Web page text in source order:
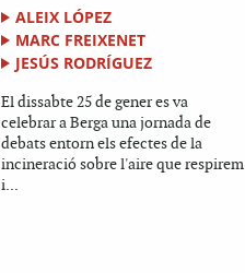
ALEIX LÓPEZ
MARC FREIXENET
JESÚS RODRÍGUEZ
El dissabte 25 de gener es va
celebrar a Berga una jornada de
debats entorn els efectes de la
incineració sobre l'aire que respirem
i...